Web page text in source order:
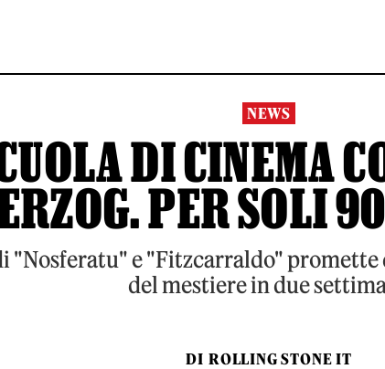
NEWS
DI CINEMA
PER SOLI
"Nosferatu" e "Fitzcarraldo"
del mestiere in due
DI ROLLING STONE IT